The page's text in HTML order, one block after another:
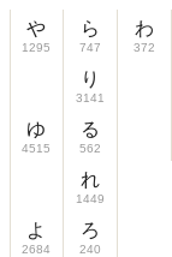
や
1295
ゆ
4515
よ
2684
ら
747
り
3141
る
562
れ
1449
ろ
240
わ
372